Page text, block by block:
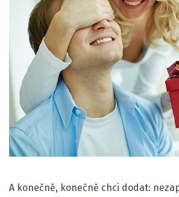
A konečně, konečně chci dodat: